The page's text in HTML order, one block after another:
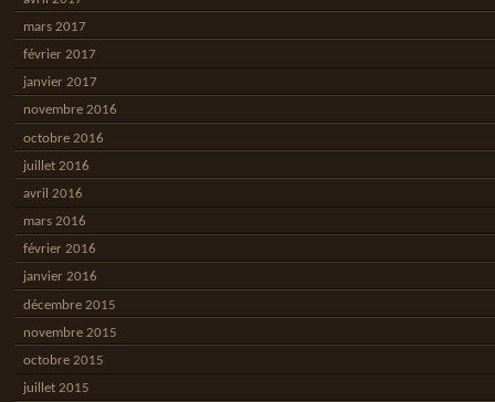
mars 2017
février 2017
janvier 2017
novembre 2016
octobre 2016
juillet 2016
avril 2016
mars 2016
février 2016
janvier 2016
décembre 2015
novembre 2015
octobre 2015
juillet 2015